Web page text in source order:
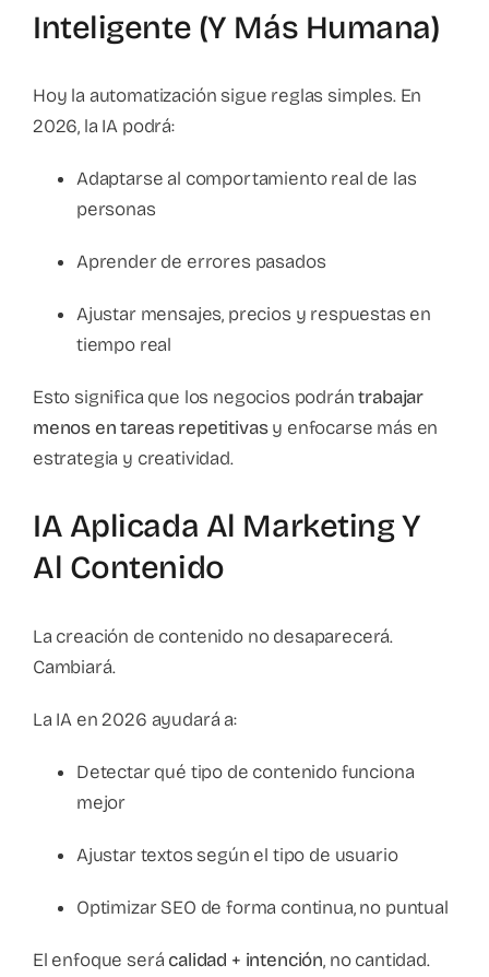
Inteligente (y Más Humana)
Hoy la automatización sigue reglas simples. En
2026, la IA podrá:
Adaptarse al comportamiento real de las
personas
Aprender de errores pasados
Ajustar mensajes, precios y respuestas en
tiempo real
Esto significa que los negocios podrántrabajar
menos en tareas repetitivasy enfocarse más en
estrategia y creatividad.
IA Aplicada Al Marketing Y
Al Contenido
La creación de contenido no desaparecerá.
Cambiará.
La IA en 2026 ayudará a:
Detectar qué tipo de contenido funciona
mejor
Ajustar textos según el tipo de usuario
Optimizar SEO de forma continua, no puntual
El enfoque serácalidad + intención, no cantidad.